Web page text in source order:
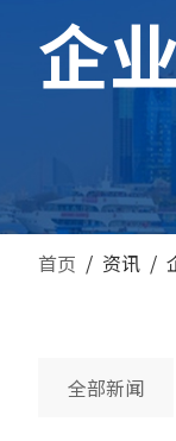
企
首页 / 资讯 /
全部新闻